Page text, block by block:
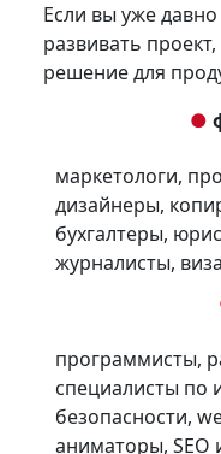
Если вы уже
развивать
решение для
●
маркетологи,
дизайнеры,
бухгалтеры,
журналисты,
программисты,
специалисты
безопасности,
аниматоры, SEO